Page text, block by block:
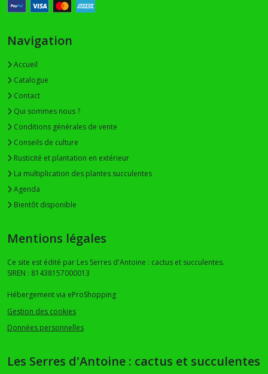
Navigation
Accueil
Catalogue
Contact
Qui sommes nous ?
Conditions générales de vente
Conseils de culture
Rusticité et plantation en extérieur
La multiplication des plantes succulentes
Agenda
Bientôt disponible
Mentions légales
Ce site est édité par Les Serres d'Antoine : cactus et succulentes.
SIREN : 81438157000013
Hébergement via eProShopping
Gestion des cookies
Données personnelles
Les Serres d'Antoine : cactus et succulentes